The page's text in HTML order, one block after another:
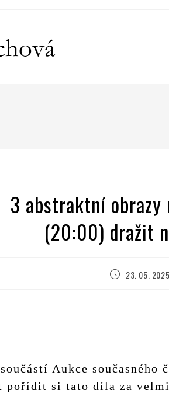
3 abstraktní
(20:00) dražit
23. 05. 2025
Aukce současného
pořídit si tato díla za